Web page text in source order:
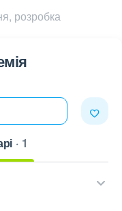
розробка
1